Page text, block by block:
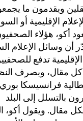
ويقدمون ما
الإقليمية أو
أكو، هؤلاء
أن وسائل الإعلام
تدفع
عن كل مقال، وبصرف
فرانسيسكا
بالتسلل إلى البلد
أمريكي لكل مقال. ويقول